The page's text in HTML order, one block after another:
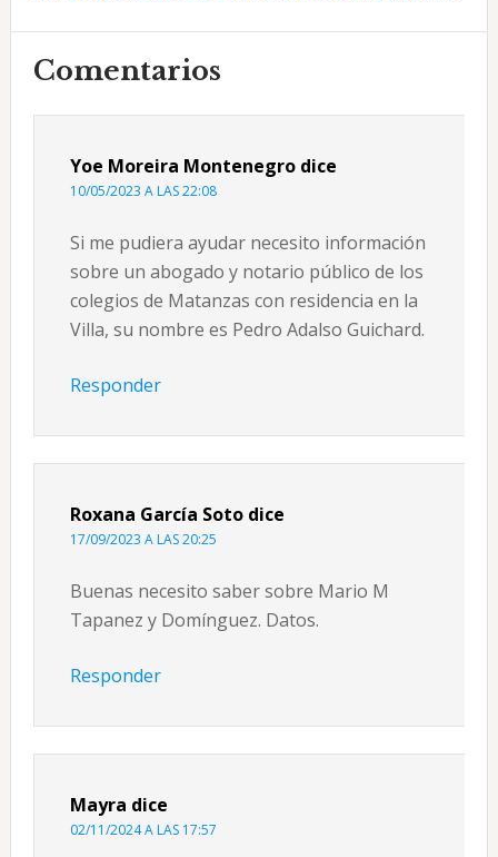
Interacciones
con
lectores
Comentarios
Yoe Moreira Montenegro dice
10/05/2023 A LAS 22:08
Si me pudiera ayudar necesito información
sobre un abogado y notario público de los
colegios de Matanzas con residencia en la
Villa, su nombre es Pedro Adalso Guichard.
Responder
Roxana García Soto dice
17/09/2023 A LAS 20:25
Buenas necesito saber sobre Mario M
Tapanez y Domínguez. Datos.
Responder
Mayra dice
02/11/2024 A LAS 17:57